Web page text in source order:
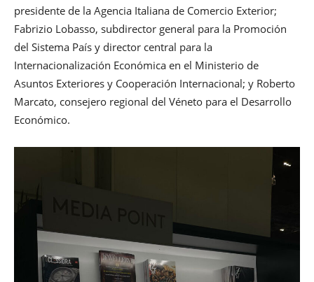
presidente de la Agencia Italiana de Comercio Exterior;
Fabrizio Lobasso, subdirector general para la Promoción
del Sistema País y director central para la
Internacionalización Económica en el Ministerio de
Asuntos Exteriores y Cooperación Internacional; y Roberto
Marcato, consejero regional del Véneto para el Desarrollo
Económico.